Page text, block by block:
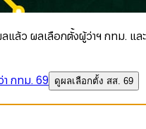
แล้ว ผลเลือกตั้งผู้ว่าฯ กทม. แล
กทม. 69
ดูผลเลือกตั้ง สส. 69